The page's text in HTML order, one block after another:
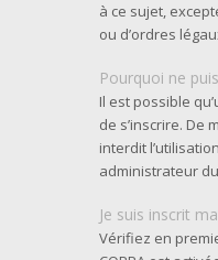
à ce sujet,
ou d’ordres
Pourquoi ne
Il est possible
de s’inscrire. De
interdit
administrateur
Je suis inscrit
Vérifiez en